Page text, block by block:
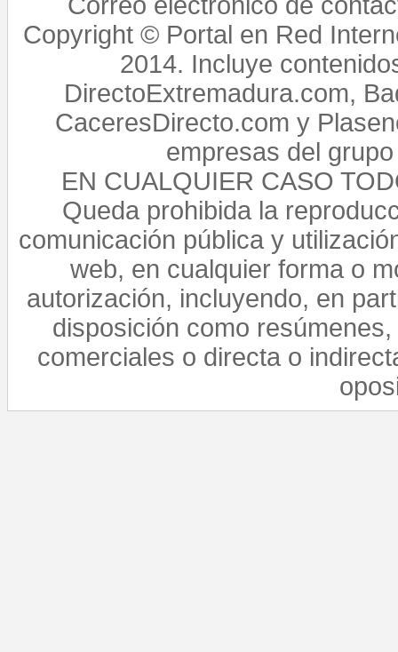
Copyright © Portal en Red
2014. Incluye
DirectoExtremadura.com,
CaceresDirecto.com y
empresas del
EN CUALQUIER CASO
Queda prohibida la
comunicación pública y
web, en cualquier forma o
autorización, incluyendo, en
disposición como
comerciales o directa o